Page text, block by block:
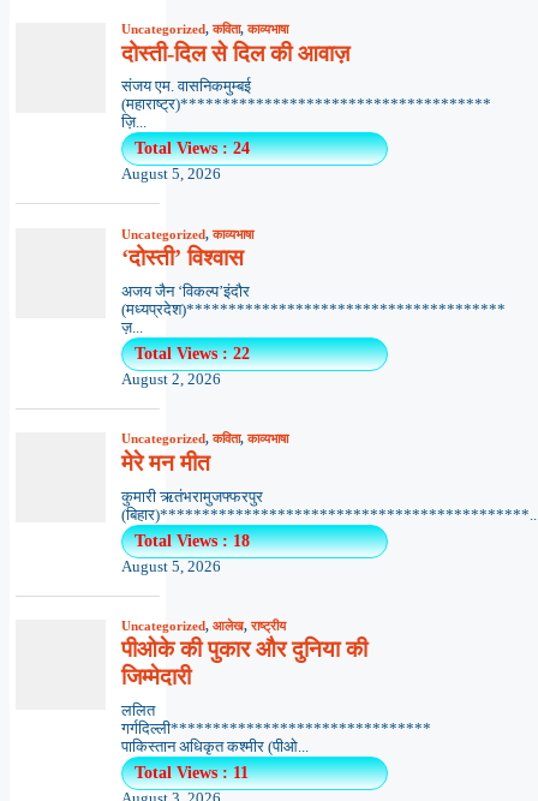
Uncategorized,कविता,काव्यभाषा
दोस्ती-दिल से दिल की आवाज़
संजय एम. वासनिकमुम्बई
(महाराष्ट्र)*************************************
ज़ि...
Total Views : 24
August 5, 2026
Uncategorized,काव्यभाषा
‘दोस्ती’ विश्वास
अजय जैन ‘विकल्प’इंदौर
(मध्यप्रदेश)**************************************
ज़...
Total Views : 22
August 2, 2026
Uncategorized,कविता,काव्यभाषा
मेरे मन मीत
कुमारी ऋतंभरामुजफ्फरपुर
Total Views : 18
August 5, 2026
Uncategorized, आलेख,राष्ट्रीय
पीओके की पुकार और दुनिया की
जिम्मेदारी
ललित
गर्गदिल्ली*******************************
पाकिस्तान अधिकृत कश्मीर (पीओ...
Total Views : 11